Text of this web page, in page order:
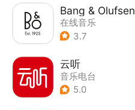
Bang & Olufsen
在线音乐
3.7
云听
音乐电台
5.0